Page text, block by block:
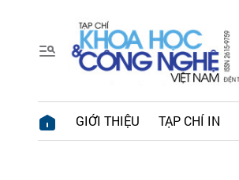
GIỚI THIỆU TẠP CHÍ IN